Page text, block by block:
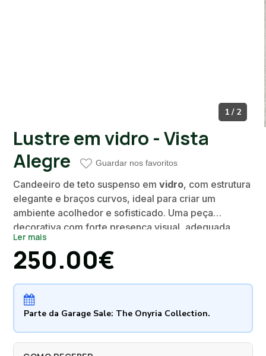
1 / 2
Lustre em vidro - Vista
Alegre
Guardar nos favoritos
Candeeiro de teto suspenso emvidro, com estrutura
elegante e braços curvos, ideal para criar um
ambiente acolhedor e sofisticado. Uma peça
decorativa com forte presença visual, adequada
tanto para espaços residenciais como comerciais
Ler mais
250.00€
Parte da Garage Sale: The Onyria Collection.